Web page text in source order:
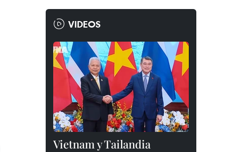
VIDEOS
Vietnam y Tailandia